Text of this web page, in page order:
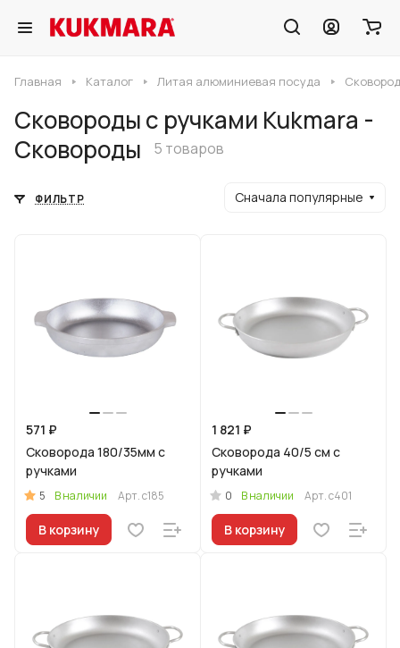
Главная Каталог Литая алюминиевая посуда
Сковороды с ручками Kukmara -
Сковороды
5 товаров
ФИЛЬТР Сначала популярные
571 ₽
Сковорода 180/35мм с
ручками
5 В наличии Арт.с185
В корзину
1 821 ₽
Сковорода 40/5 см с
ручками
0 В наличии Арт.с401
В корзину